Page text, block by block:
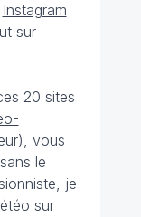
Instagram
sur
20 sites
vous
le
je
sur